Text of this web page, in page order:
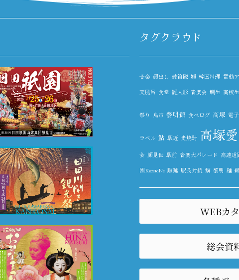
タグクラウド
音楽 顔出し 鼓笛隊 雛 韓国料理 電動
天風呂 食堂 雛人形 音楽会 鯛生 高校生
祭り 鳥市 黎明館 食べログ 高塚 電
ラベル 鮎 駅近 麦焼酎 高塚
会 顔見世 駅前 音楽大パレード 高速道
園KazetoNe 順延 駅長対抗 鯛 黎明 麺
WEBカ
総会資